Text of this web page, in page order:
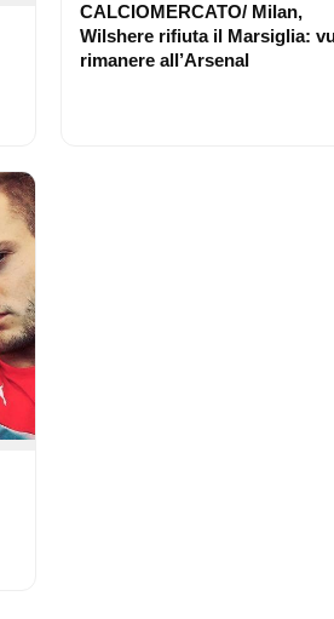
CALCIOMERCATO/ Milan,
Wilshere rifiuta il Marsiglia:
rimanere all’Arsenal